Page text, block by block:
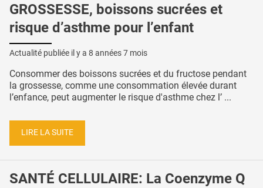
GROSSESSE, boissons sucrées et
risque d’asthme pour l’enfant
Actualité publiée il y a 8 années 7 mois
Consommer des boissons sucrées et du fructose pendant
la grossesse, comme une consommation élevée durant
l’enfance, peut augmenter le risque d'asthme chez l’ ...
LIRE LA SUITE
SANTÉ CELLULAIRE: La Coenzyme Q